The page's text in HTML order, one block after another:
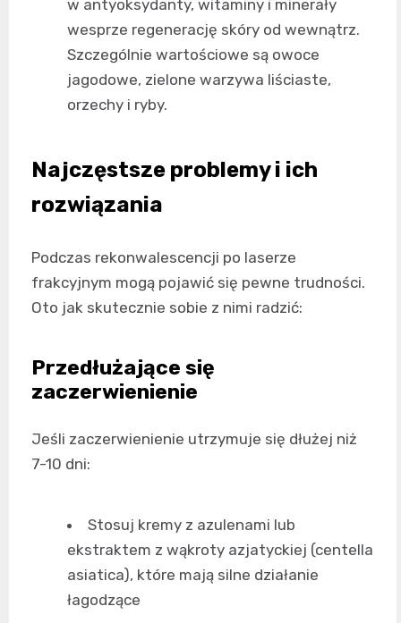
w antyoksydanty, witaminy i minerały
wesprze regenerację skóry od wewnątrz.
Szczególnie wartościowe są owoce
jagodowe, zielone warzywa liściaste,
orzechy i ryby.
Najczęstsze problemy i ich
rozwiązania
Podczas rekonwalescencji po laserze
frakcyjnym mogą pojawić się pewne trudności.
Oto jak skutecznie sobie z nimi radzić:
Przedłużające się
zaczerwienienie
Jeśli zaczerwienienie utrzymuje się dłużej niż
7-10 dni:
Stosuj kremy z azulenami lub
ekstraktem z wąkroty azjatyckiej (centella
asiatica), które mają silne działanie
łagodzące